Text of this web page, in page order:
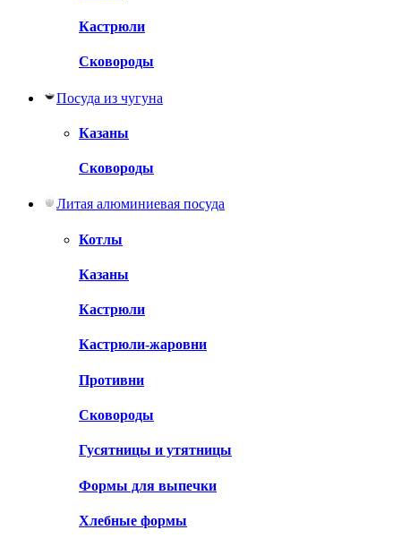
Кастрюли
Сковороды
Посуда из чугуна
Казаны
Сковороды
Литая алюминиевая посуда
Котлы
Казаны
Кастрюли
Кастрюли-жаровни
Противни
Сковороды
Гусятницы и утятницы
Формы для выпечки
Хлебные формы